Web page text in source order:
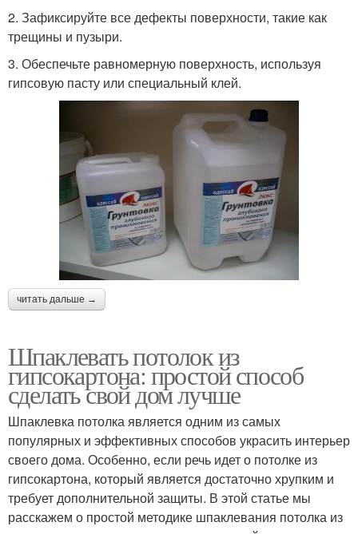
2. Зафиксируйте все дефекты поверхности, такие как
трещины и пузыри.
3. Обеспечьте равномерную поверхность, используя
гипсовую пасту или специальный клей.
читать дальше →
Шпаклевать потолок из
гипсокартона: простой способ
сделать свой дом лучше
Шпаклевка потолка является одним из самых
популярных и эффективных способов украсить интерьер
своего дома. Особенно, если речь идет о потолке из
гипсокартона, который является достаточно хрупким и
требует дополнительной защиты. В этой статье мы
расскажем о простой методике шпаклевания потолка из